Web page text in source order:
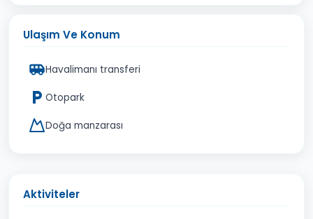
Ulaşım Ve Konum
Havalimanı transferi
Otopark
Doğa manzarası
Aktiviteler